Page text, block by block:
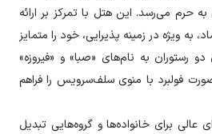
به حرم می‌رسد. این هتل با تمرکز بر ارائه
به ویژه در زمینه پذیرایی، خود را متمایز
رستوران به نام‌های «صبا» و «فیروزه»
فولبرد با منوی سلف‌سرویس را فراهم
عالی برای خانواده‌ها و گروه‌هایی تبدیل